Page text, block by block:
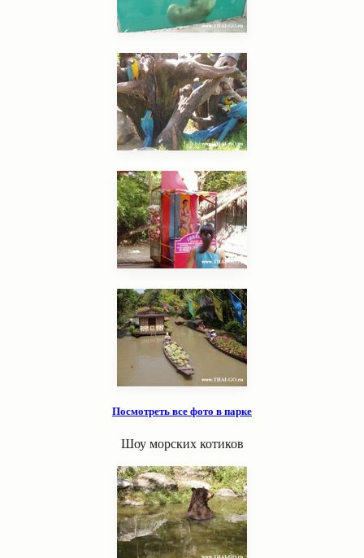
Посмотреть все фото в парке
Шоу морских котиков